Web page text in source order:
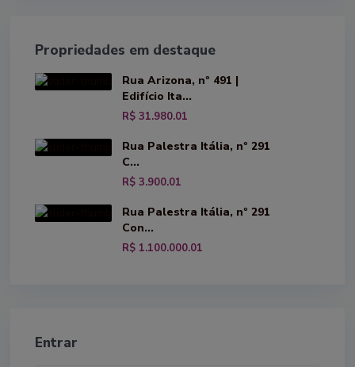
Propriedades em destaque
Rua Arizona, nº 491 |
Edifício Ita...
R$ 31.980.01
Rua Palestra Itália, nº 291
C...
R$ 3.900.01
Rua Palestra Itália, nº 291
Con...
R$ 1.100.000.01
Entrar